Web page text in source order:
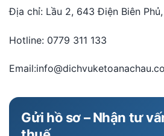
Địa chỉ: Lầu 2, 643 Điện Biên Phủ,
Hotline: 0779 311 133
Gửi hồ sơ – Nhận tư